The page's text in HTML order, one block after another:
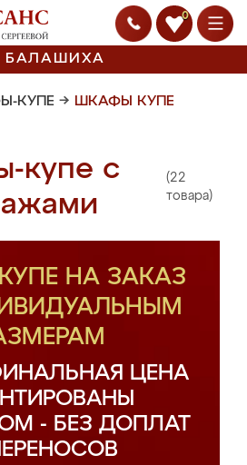
0
БАЛАШИХА
КУПЕ → ШКАФЫ КУПЕ
купе с
(22
товара)
НА ЗАКАЗ
ЦЕНА
- БЕЗ ДОПЛАТ